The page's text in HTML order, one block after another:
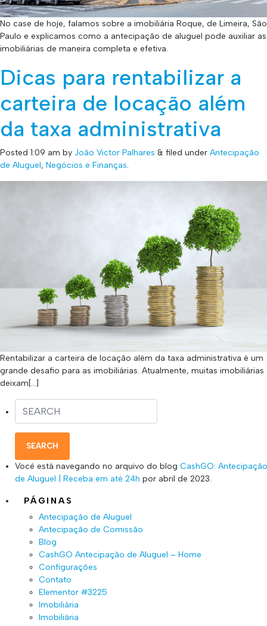
No case de hoje, falamos sobre a imobiliária Roque, de Limeira, São
Paulo e explicamos como a antecipação de aluguel pode auxiliar as
imobiliárias de maneira completa e efetiva.
Dicas para rentabilizar a
carteira de locação além
da taxa administrativa
Posted 1:09 am by João Victor Palhares & filed under Antecipação
de Aluguel, Negócios e Finanças.
Rentabilizar a carteira de locação além da taxa administrativa é um
grande desafio para as imobiliárias. Atualmente, muitas imobiliárias
deixam[…]
SEARCH
Você está navegando no arquivo do blog CashGO: Antecipação
de Aluguel | Receba em até 24h por abril de 2023.
PÁGINAS
Antecipação de Aluguel
Antecipação de Comissão
Blog
CashGO Antecipação de Aluguel – Home
Configurações
Contato
Elementor #3225
Imobiliária
Imobiliária